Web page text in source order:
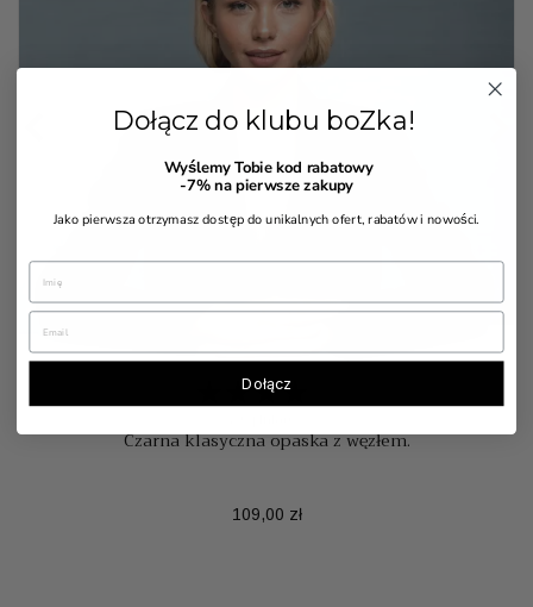
Czarna klasyczna opaska z węzłem.
Cena
109,00 zł
Dołącz do klubu boZka!
Wyślemy Tobie kod rabatowy
-7%na pierwsze zakupy
Jako pierwsza otrzymasz dostęp do unikalnych ofert, rabatów i nowości.
Dołącz